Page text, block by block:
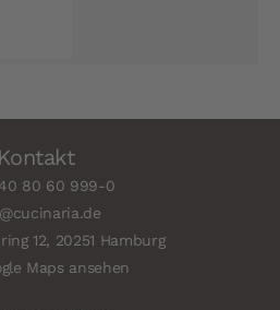
Kontakt
80 60 999-0
12, 20251 Hamburg
Maps ansehen